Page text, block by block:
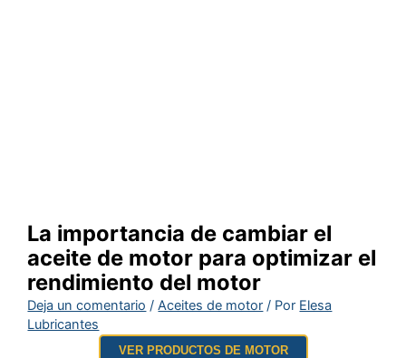
La importancia de cambiar el
aceite de motor para optimizar el
rendimiento del motor
Deja un comentario / Aceites de motor / Por Elesa
Lubricantes
VER PRODUCTOS DE MOTOR